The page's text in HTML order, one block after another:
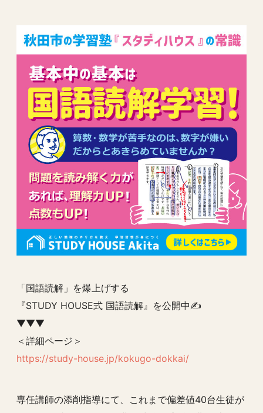
「国語読解」を爆上げする
『STUDY HOUSE式 国語読解』を公開中✍️
▼▼▼
＜詳細ページ＞
https://study-house.jp/kokugo-dokkai/
専任講師の添削指導にて、これまで偏差値40台生徒が